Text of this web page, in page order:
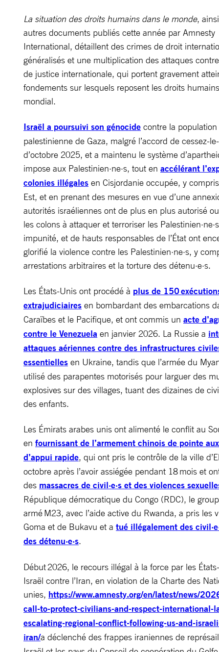
La situation des droits humains dans le monde,
autres documents publiés cette année par Amnesty
International, détaillent des crimes de droit
généralisés et une multiplication des attaques
de justice internationale, qui portent gravement
fondements sur lesquels reposent les droits
mondial.
Israël a poursuivi son génocide contre la population
palestinienne de Gaza, malgré l’accord de cessez-
d’octobre 2025, et a maintenu le système
impose aux Palestinien·ne·s, tout en accélérant
colonies illégales en Cisjordanie occupée, y
Est, et en prenant des mesures en vue d’une
autorités israéliennes ont de plus en plus autorisé
les colons à attaquer et terroriser les
impunité, et de hauts responsables de l’État ont
glorifié la violence contre les Palestinien·ne·s, y
arrestations arbitraires et la torture des détenu·e·s.
Les États-Unis ont procédé à plus de 150
extrajudiciaires en bombardant des embarcations
Caraïbes et le Pacifique, et ont commis un acte
contre le Venezuela en janvier 2026. La Russie a
attaques aériennes contre des infrastructures
essentielles en Ukraine, tandis que l’armée du
utilisé des parapentes motorisés pour larguer des
explosives sur des villages, tuant des dizaines de
des enfants.
Les Émirats arabes unis ont alimenté le conflit au
en fournissant de l’armement chinois de pointe
d’appui rapide, qui ont pris le contrôle de la ville
octobre après l’avoir assiégée pendant 18 mois et
des massacres de civil·e·s et des violences
République démocratique du Congo (RDC), le
armé M23, avec l’aide active du Rwanda, a pris les
Goma et de Bukavu et a tué illégalement des
des détenu·e·s.
Début 2026, le recours illégal à la force par les
Israël contre l’Iran, en violation de la Charte des
unies, https://www.amnesty.org/en/latest/news/
call-to-protect-civilians-and-respect-international-
escalating-regional-conflict-following-us-and-
iran/a déclenché des frappes iraniennes de